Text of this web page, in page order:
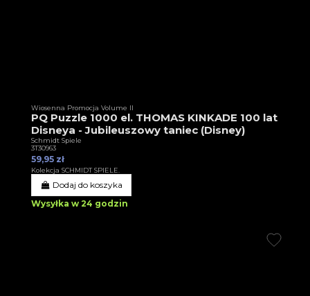
Wiosenna Promocja Volume II
PQ Puzzle 1000 el. THOMAS KINKADE 100 lat
Disneya - Jubileuszowy taniec (Disney)
Schmidt Spiele
3T30963
59,95 zł
Kolekcja SCHMIDT SPIELE.
Dodaj do koszyka
Wysyłka w 24 godzin